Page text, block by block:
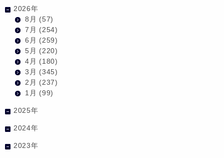
2026年
8月 (57)
7月 (254)
6月 (259)
5月 (220)
4月 (180)
3月 (345)
2月 (237)
1月 (99)
2025年
2024年
2023年